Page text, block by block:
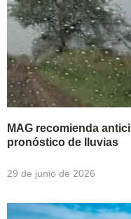
MAG recomienda
pronóstico de lluvias
29 de junio de 2026